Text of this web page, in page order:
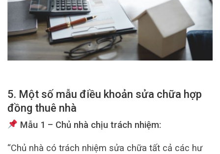
5. Một số mẫu điều khoản sửa chữa hợp
đồng thuê nhà
Mẫu 1 – Chủ nhà chịu trách nhiệm:
“Chủ nhà có trách nhiệm sửa chữa tất cả các hư